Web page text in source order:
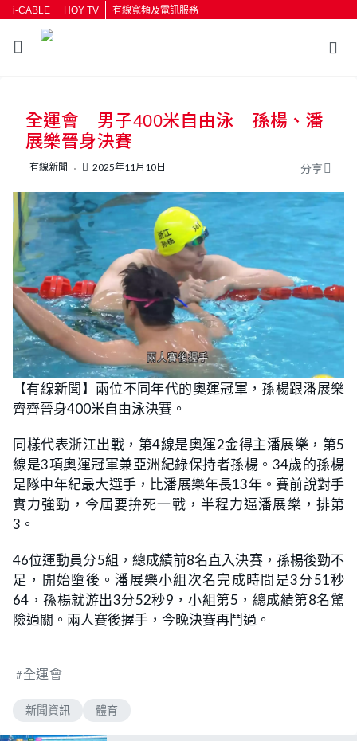
i-CABLE HOY TV 有線寬頻及電訊服務
按輸入鍵開始搜尋
全運會｜男子400米自由泳 孫楊、潘
展樂晉身決賽
有線新聞 2025年11月10日 分享
【有線新聞】兩位不同年代的奧運冠軍，孫楊跟潘展樂
齊齊晉身400米自由泳決賽。
同樣代表浙江出戰，第4線是奧運2金得主潘展樂，第5
線是3項奧運冠軍兼亞洲紀錄保持者孫楊。34歲的孫楊
是隊中年紀最大選手，比潘展樂年長13年。賽前說對手
實力強勁，今屆要拚死一戰，半程力逼潘展樂，排第
3。
46位運動員分5組，總成績前8名直入決賽，孫楊後勁不
足，開始墮後。潘展樂小組次名完成時間是3分51秒
64，孫楊就游出3分52秒9，小組第5，總成績第8名驚
險過關。兩人賽後握手，今晚決賽再鬥過。
全運會
新聞資訊 體育